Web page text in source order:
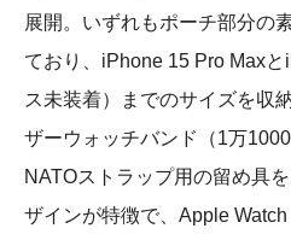
展開。いずれもポーチ部分の
ており、iPhone 15 Pro Max
ス未装着）までのサイズを収
ザーウォッチバンド（1万
NATOストラップ用の留め具
ザインが特徴で、Apple